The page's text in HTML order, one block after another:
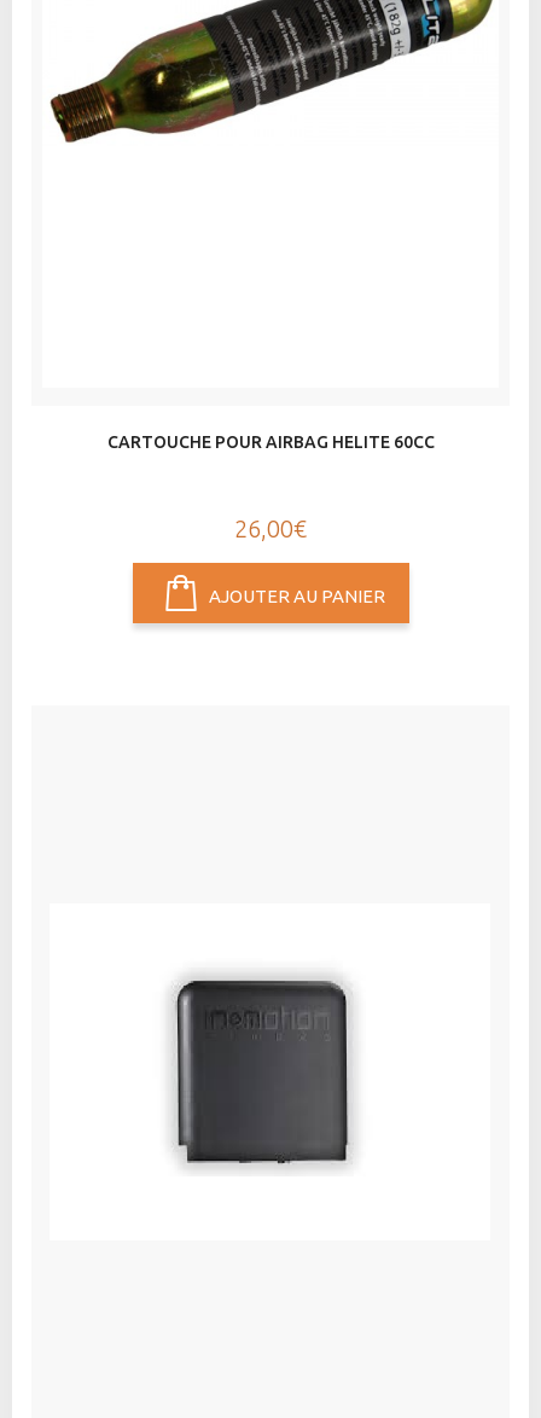
CARTOUCHE POUR AIRBAG HELITE 60CC
26,00€
AJOUTER AU PANIER